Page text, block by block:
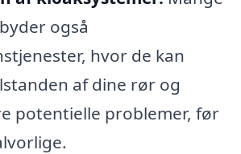
også
hvor de kan
af dine rør og
potentielle problemer, før